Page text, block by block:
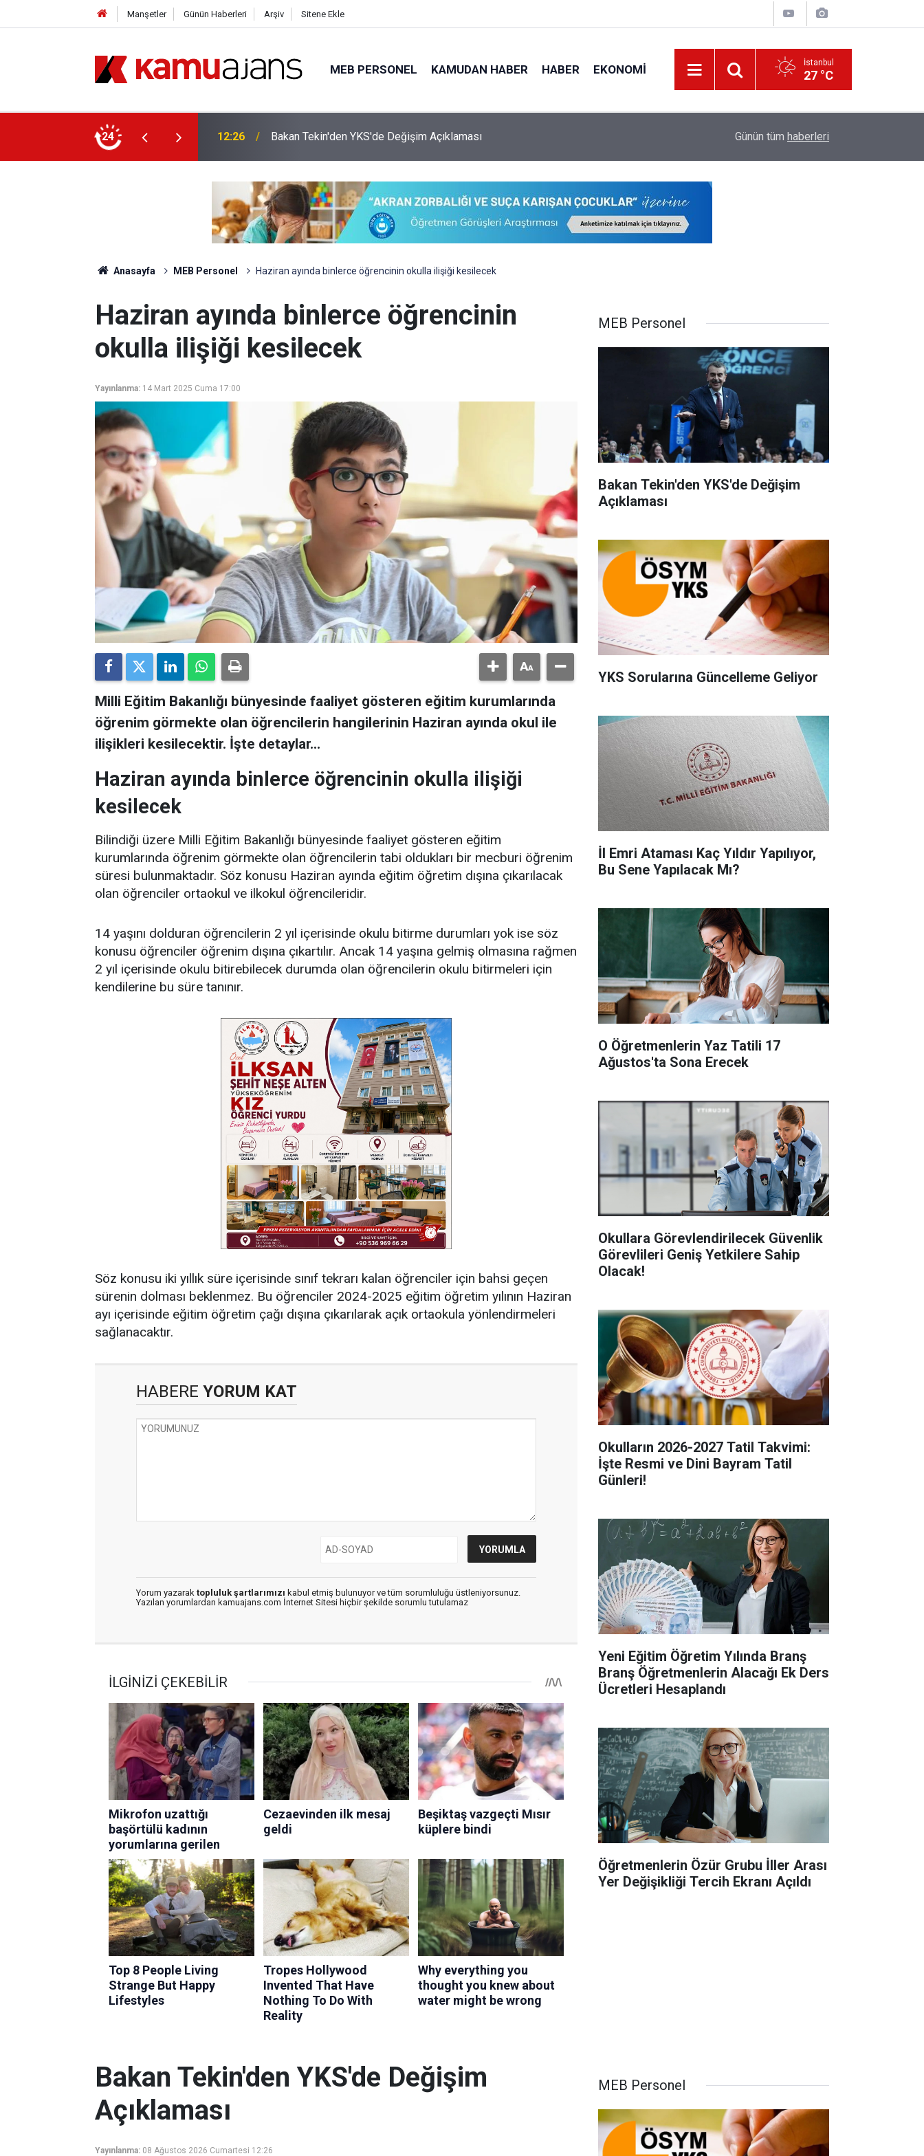
Manşetler Günün Haberleri Arşiv Sitene Ekle
MEB PERSONEL KAMUDAN HABER HABER EKONOMI İstanbul
27 °C
24 22:55 YKS Sorularına Güncelleme Geliyor İl Emri Ataması Kaç Yıldır Yapılıyor, Bu Sene
Günün tüm haberleri
Anasayfa MEB Personel Haziran ayında binlerce öğrencinin okulla ilişiği kesilecek
Haziran ayında binlerce öğrencinin
okulla ilişiği kesilecek
Yayınlanma: 14 Mart 2025 Cuma 17:00
Milli Eğitim Bakanlığı bünyesinde faaliyet gösteren eğitim kurumlarında
öğrenim görmekte olan öğrencilerin hangilerinin Haziran ayında okul ile
ilişikleri kesilecektir. İşte detaylar…
Haziran ayında binlerce öğrencinin okulla ilişiği
kesilecek
Bilindiği üzere Milli Eğitim Bakanlığı bünyesinde faaliyet gösteren eğitim
kurumlarında öğrenim görmekte olan öğrencilerin tabi oldukları bir mecburi öğrenim
süresi bulunmaktadır. Söz konusu Haziran ayında eğitim öğretim dışına çıkarılacak
olan öğrenciler ortaokul ve ilkokul öğrencileridir.
14 yaşını dolduran öğrencilerin 2 yıl içerisinde okulu bitirme durumları yok ise söz
konusu öğrenciler öğrenim dışına çıkartılır. Ancak 14 yaşına gelmiş olmasına rağmen
2 yıl içerisinde okulu bitirebilecek durumda olan öğrencilerin okulu bitirmeleri için
kendilerine bu süre tanınır.
Söz konusu iki yıllık süre içerisinde sınıf tekrarı kalan öğrenciler için bahsi geçen
sürenin dolması beklenmez. Bu öğrenciler 2024-2025 eğitim öğretim yılının Haziran
ayı içerisinde eğitim öğretim çağı dışına çıkarılarak açık ortaokula yönlendirmeleri
sağlanacaktır.
HABERE YORUM KAT
Yorum yazarak topluluk şartlarımızı kabul etmiş bulunuyor ve tüm sorumluluğu üstleniyorsunuz.
Yazılan yorumlardan kamuajans.com İnternet Sitesi hiçbir şekilde sorumlu tutulamaz
MEB Personel
Bakan Tekin'den YKS'de Değişim
Açıklaması
YKS Sorularına Güncelleme Geliyor
İl Emri Ataması Kaç Yıldır Yapılıyor,
Bu Sene Yapılacak Mı?
O Öğretmenlerin Yaz Tatili 17
Ağustos'ta Sona Erecek
Okullara Görevlendirilecek Güvenlik
Görevlileri Geniş Yetkilere Sahip
Olacak!
Okulların 2026-2027 Tatil Takvimi:
İşte Resmi ve Dini Bayram Tatil
Günleri!
Yeni Eğitim Öğretim Yılında Branş
Branş Öğretmenlerin Alacağı Ek Ders
Ücretleri Hesaplandı
Öğretmenlerin Özür Grubu İller Arası
Yer Değişikliği Tercih Ekranı Açıldı
Bakan Tekin'den YKS'de Değişim
Açıklaması
Yayınlanma: 08 Ağustos 2026 Cumartesi 12:26
MEB Personel